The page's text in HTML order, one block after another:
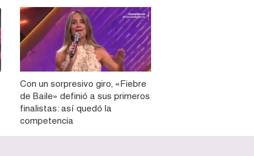
Con un sorpresivo giro, «Fiebre
de Baile» definió a sus primeros
finalistas: así quedó la
competencia